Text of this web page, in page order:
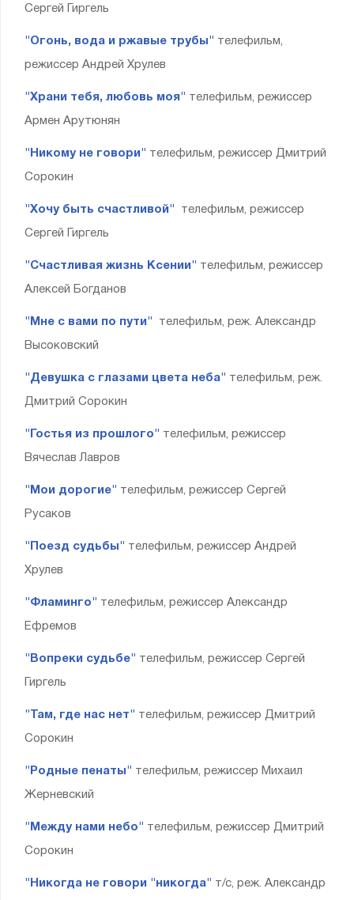
Сергей Гиргель
"Огонь, вода и ржавые трубы" телефильм,
режиссер Андрей Хрулев
"Храни тебя, любовь моя" телефильм, режиссер
Армен Арутюнян
"Никому не говори" телефильм, режиссер Дмитрий
Сорокин
"Хочу быть счастливой" телефильм, режиссер
Сергей Гиргель
"Счастливая жизнь Ксении" телефильм, режиссер
Алексей Богданов
"Мне с вами по пути" телефильм, реж. Александр
Высоковский
"Девушка с глазами цвета неба" телефильм, реж.
Дмитрий Сорокин
"Гостья из прошлого" телефильм, режиссер
Вячеслав Лавров
"Мои дорогие" телефильм, режиссер Сергей
Русаков
"Поезд судьбы" телефильм, режиссер Андрей
Хрулев
"Фламинго" телефильм, режиссер Александр
Ефремов
"Вопреки судьбе" телефильм, режиссер Сергей
Гиргель
"Там, где нас нет" телефильм, режиссер Дмитрий
Сорокин
"Родные пенаты" телефильм, режиссер Михаил
Жерневский
"Между нами небо" телефильм, режиссер Дмитрий
Сорокин
"Никогда не говори "никогда" т/с, реж. Александр